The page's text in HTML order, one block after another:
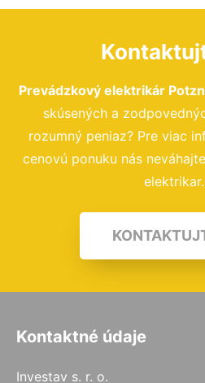
Prevádzkový elektrikár
skúsených a
rozumný peniaz? Pre viac
cenovú ponuku nás
Kontaktné údaje
Investav s. r. o.